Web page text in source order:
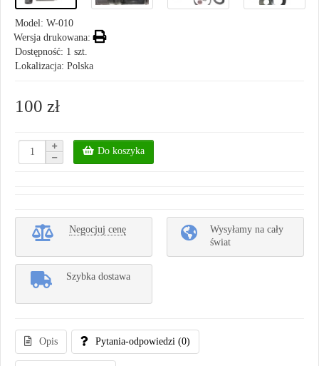
Model: W-010
Wersja drukowana:
Dostępność: 1 szt.
Lokalizacja: Polska
100 zł
Do koszyka
Negocjuj cenę
Wysyłamy na cały
świat
Szybka dostawa
Opis Pytania-odpowiedzi (0)